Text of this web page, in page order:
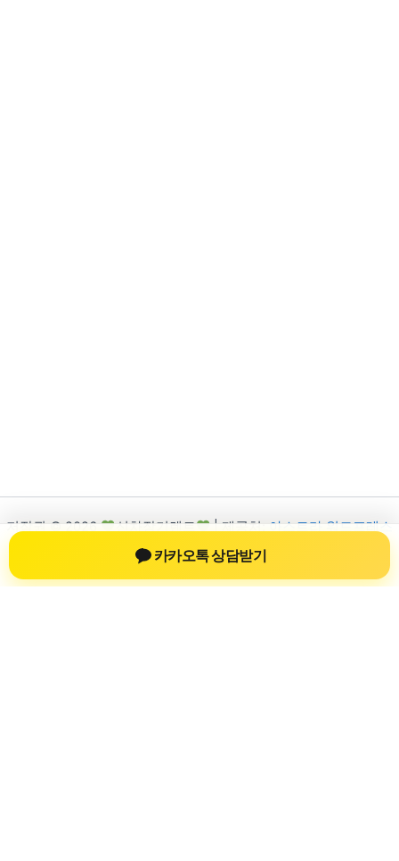
저작권 © 2026 신차장기렌트 | 제공처:
아스트라 워드프레스
테마
카카오톡 상담받기